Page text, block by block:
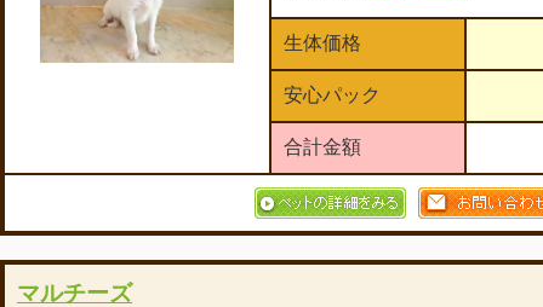
生体価格
安心パック
合計金額
マルチーズ